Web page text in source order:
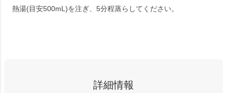
熱湯(目安500mL)を注ぎ、5分程蒸らしてください。
詳細情報